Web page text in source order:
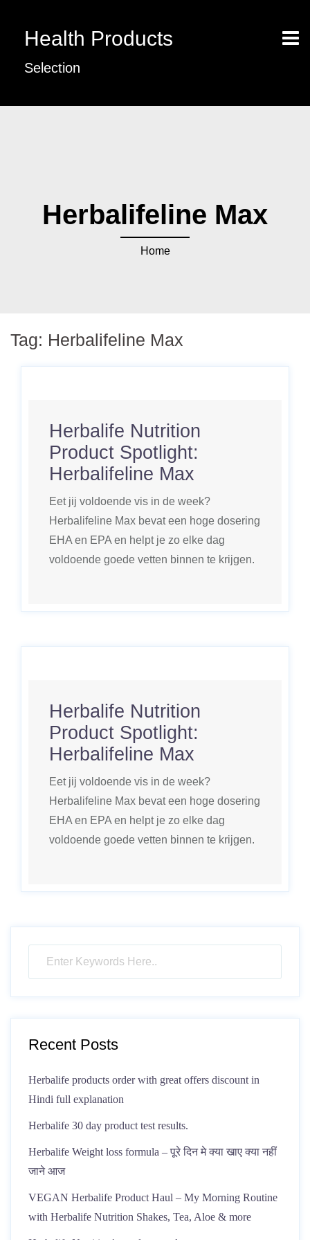
Health Products
Selection
Herbalifeline Max
Home
Tag: Herbalifeline Max
Herbalife Nutrition
Product Spotlight:
Herbalifeline Max
Eet jij voldoende vis in de week?
Herbalifeline Max bevat een hoge dosering
EHA en EPA en helpt je zo elke dag
voldoende goede vetten binnen te krijgen.
Herbalife Nutrition
Product Spotlight:
Herbalifeline Max
Eet jij voldoende vis in de week?
Herbalifeline Max bevat een hoge dosering
EHA en EPA en helpt je zo elke dag
voldoende goede vetten binnen te krijgen.
Recent Posts
Herbalife products order with great offers discount in
Hindi full explanation
Herbalife 30 day product test results.
Herbalife Weight loss formula – पूरे दिन मे क्या खाए क्या नहीं
जाने आज
VEGAN Herbalife Product Haul – My Morning Routine
with Herbalife Nutrition Shakes, Tea, Aloe & more